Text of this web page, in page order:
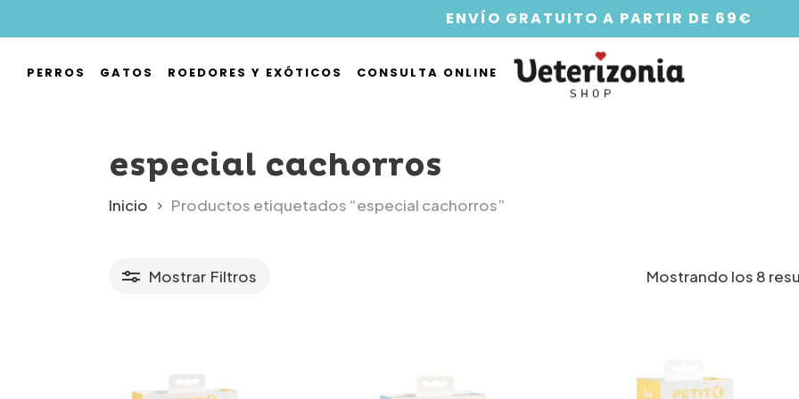
to
main
ENVÍO GRATUITO A PARTIR DE 69€
PERROS GATOS ROEDORES Y EXÓTICOS CONSULTA ONLINE
especial cachorros
Inicio Productos etiquetados “especial cachorros”
Mostrar Filtros Mostrando los 8